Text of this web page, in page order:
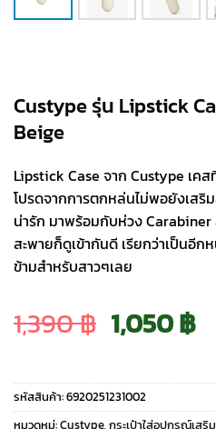
Custype รุ่น Lipstick
Beige
Lipstick Case จาก Custype เค
โปรดจากการตกหล่นไม่พอยังเสริ
น่ารัก มาพร้อมกับห่วง
สะพายก็ดูเข้ากันดี เรียกว่าเป็นอีก
ข้ามสำหรับสาวๆเลย
1,390฿ Original
price
1,050฿
รหัสสินค้า:6920251231002
หมวดหมู่:Custype, กระเป๋าใส่อุปกรณ์เสริม